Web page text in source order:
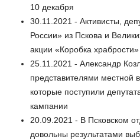
10 декабря
30.11.2021 - Активисты,
России» из Пскова и
акции «Коробка храбрости»
25.11.2021 - Александр
представителями местной
которые поступили
кампании
20.09.2021 - В Псковском
довольны результатами